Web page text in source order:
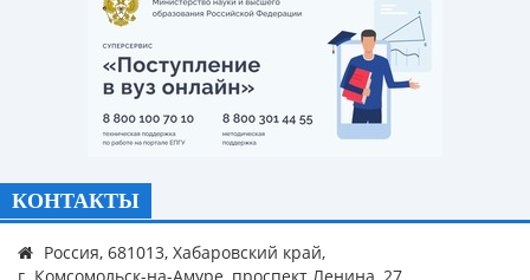
КОНТАКТЫ
Россия, 681013, Хабаровский край,